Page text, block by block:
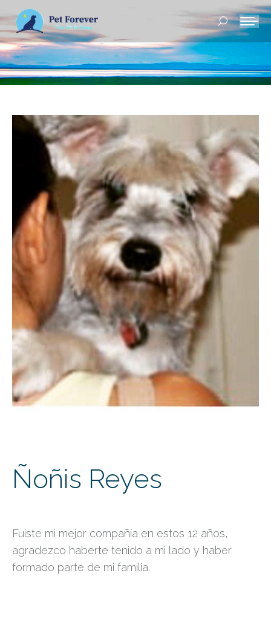
Buscar:
Ñoñis Reyes
Fuiste mi mejor compañía en estos 12 años,
agradezco haberte tenido a mi lado y haber
formado parte de mi familia.